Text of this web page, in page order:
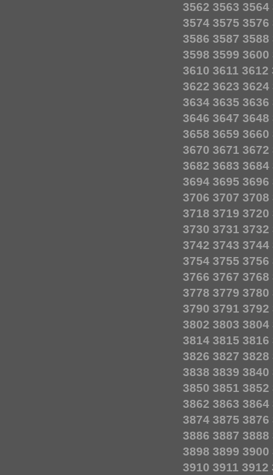
3562 3563 3564
3574 3575 3576
3586 3587 3588
3598 3599 3600
3610 3611 3612
3622 3623 3624
3634 3635 3636
3646 3647 3648
3658 3659 3660
3670 3671 3672
3682 3683 3684
3694 3695 3696
3706 3707 3708
3718 3719 3720
3730 3731 3732
3742 3743 3744
3754 3755 3756
3766 3767 3768
3778 3779 3780
3790 3791 3792
3802 3803 3804
3814 3815 3816
3826 3827 3828
3838 3839 3840
3850 3851 3852
3862 3863 3864
3874 3875 3876
3886 3887 3888
3898 3899 3900
3910 3911 3912